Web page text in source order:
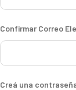
Confirmar Correo
Creá una